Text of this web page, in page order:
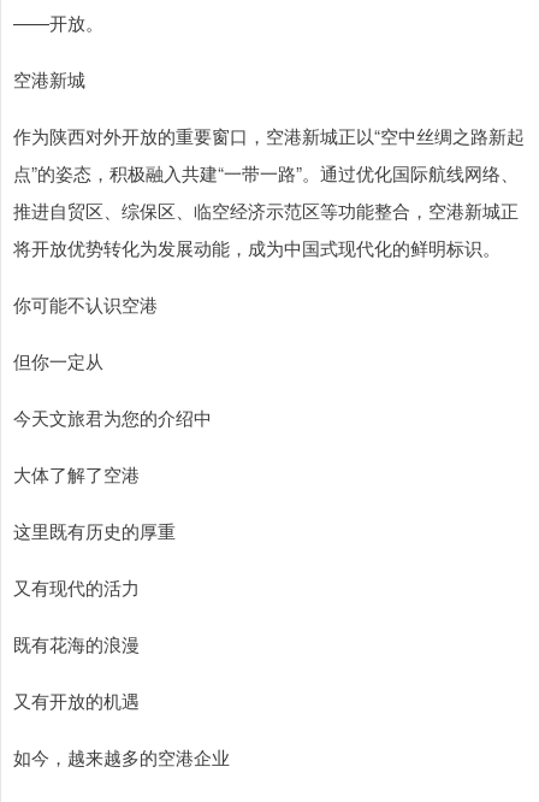
——开放。
空港新城
作为陕西对外开放的重要窗口，空港新城正以“空中丝绸之路新起
点”的姿态，积极融入共建“一带一路”。通过优化国际航线网络、
推进自贸区、综保区、临空经济示范区等功能整合，空港新城正
将开放优势转化为发展动能，成为中国式现代化的鲜明标识。
你可能不认识空港
但你一定从
今天文旅君为您的介绍中
大体了解了空港
这里既有历史的厚重
又有现代的活力
既有花海的浪漫
又有开放的机遇
如今，越来越多的空港企业